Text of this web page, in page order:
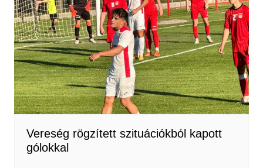
Vereség rögzített szituációkból kapott
gólokkal